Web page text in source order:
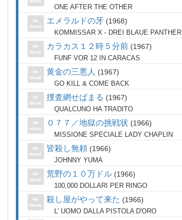
ONE AFTER THE OTHER
エメラルドの牙 1968
KOMMISSAR X - DREI BLAUE PANTHER
カラカス１２時５分前 1967
FUNF VOR 12 IN CARACAS
黄金の三悪人 1967
GO KILL & COME BACK
捜査網せばまる 1967
QUALCUNO HA TRADITO
０７７／地獄の挑戦状 1966
MISSIONE SPECIALE LADY CHAPLIN
皆殺し無頼 1966
JOHNNY YUMA
荒野の１０万ドル 1966
100,000 DOLLARI PER RINGO
殺し屋がやって来た 1966
L' UOMO DALLA PISTOLA D'ORO